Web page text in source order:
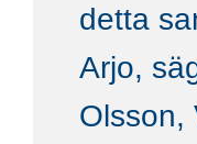
detta
Arjo,
Olsson,